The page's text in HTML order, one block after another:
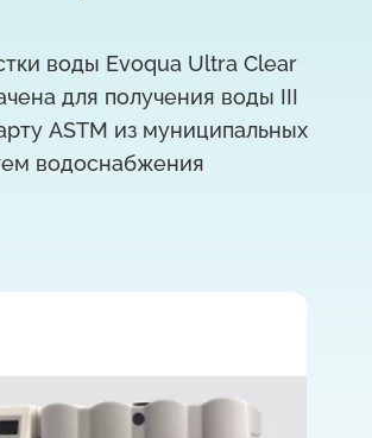
воды Evoqua Ultra Clear
для получения воды III
ASTM из муниципальных
водоснабжения